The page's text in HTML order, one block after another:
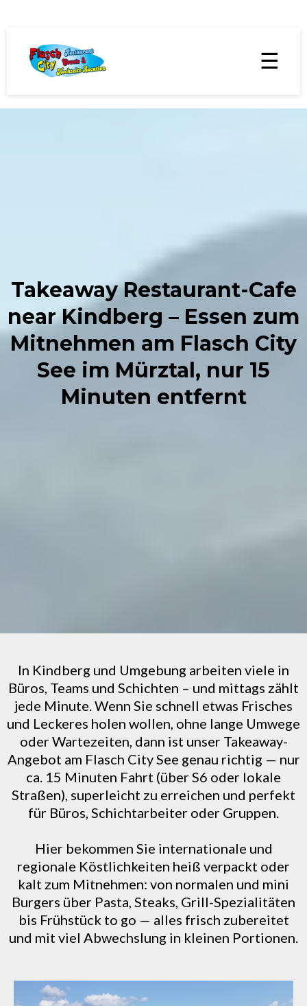
☰
Takeaway Restaurant-Cafe
near Kindberg – Essen zum
Mitnehmen am Flasch City
See im Mürztal, nur 15
Minuten entfernt
In Kindberg und Umgebung arbeiten viele in
Büros, Teams und Schichten – und mittags zählt
jede Minute. Wenn Sie schnell etwas Frisches
und Leckeres holen wollen, ohne lange Umwege
oder Wartezeiten, dann ist unser Takeaway-
Angebot am Flasch City See genau richtig — nur
ca. 15 Minuten Fahrt (über S6 oder lokale
Straßen), superleicht zu erreichen und perfekt
für Büros, Schichtarbeiter oder Gruppen.
Hier bekommen Sie internationale und
regionale Köstlichkeiten heiß verpackt oder
kalt zum Mitnehmen: von normalen und mini
Burgers über Pasta, Steaks, Grill-Spezialitäten
bis Frühstück to go — alles frisch zubereitet
und mit viel Abwechslung in kleinen Portionen.